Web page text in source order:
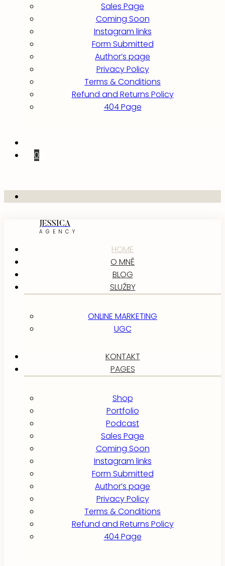
Sales Page
Coming Soon
Instagram links
Form Submitted
Author’s page
Privacy Policy
Terms & Conditions
Refund and Returns Policy
404 Page
0
JESSICA
AGENCY
HOME
O MNĚ
BLOG
SLUŽBY
ONLINE MARKETING
UGC
KONTAKT
PAGES
Shop
Portfolio
Podcast
Sales Page
Coming Soon
Instagram links
Form Submitted
Author’s page
Privacy Policy
Terms & Conditions
Refund and Returns Policy
404 Page